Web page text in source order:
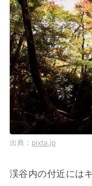
pixta.jp
渓谷内の付近には